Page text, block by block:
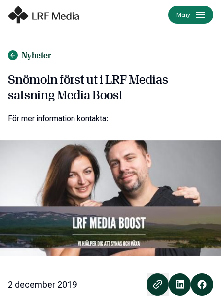
Meny
Nyheter
Snömoln först ut i LRF Medias
satsning Media Boost
För mer information kontakta:
2 december 2019